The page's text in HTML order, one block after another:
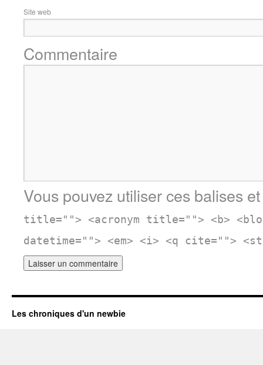
Site web
Commentaire
Vous pouvez utiliser ces balises
title=""> <acronym title=""> <b>
datetime=""> <em> <i> <q cite="">
Les chroniques d'un newbie